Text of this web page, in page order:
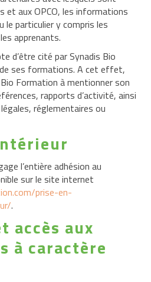
et aux OPCO, les informations
le particulier y compris les
apprenants.
d’être cité par Synadis Bio
ses formations. A cet effet,
Formation à mentionner son
rapports d’activité, ainsi
réglementaires ou
l’entière adhésion au
sur le site internet
prise-en-
.
accès aux
à caractère